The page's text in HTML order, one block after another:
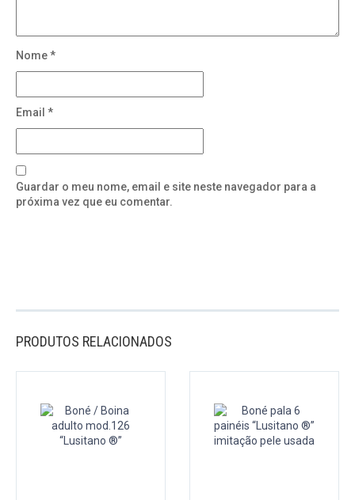
Nome*
Email *
Guardar o meu nome, email e site neste navegador para a
próxima vez que eu comentar.
PRODUTOS RELACIONADOS